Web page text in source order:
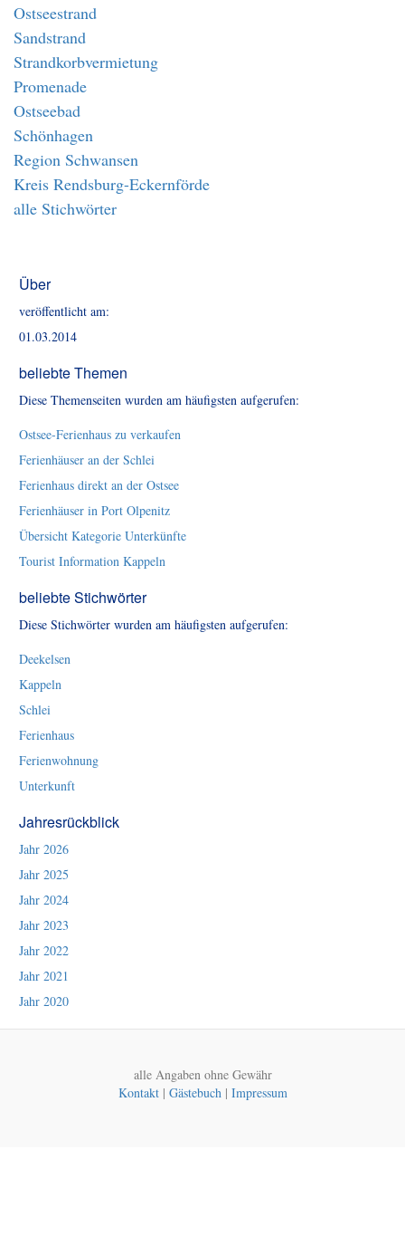
Ostseestrand
Sandstrand
Strandkorbvermietung
Promenade
Ostseebad
Schönhagen
Region Schwansen
Kreis Rendsburg-Eckernförde
alle Stichwörter
Über
veröffentlicht am:
01.03.2014
beliebte Themen
Diese Themenseiten wurden am häufigsten aufgerufen:
Ostsee-Ferienhaus zu verkaufen
Ferienhäuser an der Schlei
Ferienhaus direkt an der Ostsee
Ferienhäuser in Port Olpenitz
Übersicht Kategorie Unterkünfte
Tourist Information Kappeln
beliebte Stichwörter
Diese Stichwörter wurden am häufigsten aufgerufen:
Deekelsen
Kappeln
Schlei
Ferienhaus
Ferienwohnung
Unterkunft
Jahresrückblick
Jahr 2026
Jahr 2025
Jahr 2024
Jahr 2023
Jahr 2022
Jahr 2021
Jahr 2020
alle Angaben ohne Gewähr
Kontakt| Gästebuch| Impressum